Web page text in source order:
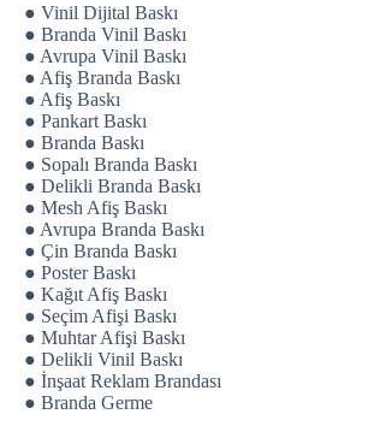
● Vinil Dijital Baskı
● Branda Vinil Baskı
● Avrupa Vinil Baskı
● Afiş Branda Baskı
● Afiş Baskı
● Pankart Baskı
● Branda Baskı
● Sopalı Branda Baskı
● Delikli Branda Baskı
● Mesh Afiş Baskı
● Avrupa Branda Baskı
● Çin Branda Baskı
● Poster Baskı
● Kağıt Afiş Baskı
● Seçim Afişi Baskı
● Muhtar Afişi Baskı
● Delikli Vinil Baskı
● İnşaat Reklam Brandası
● Branda Germe